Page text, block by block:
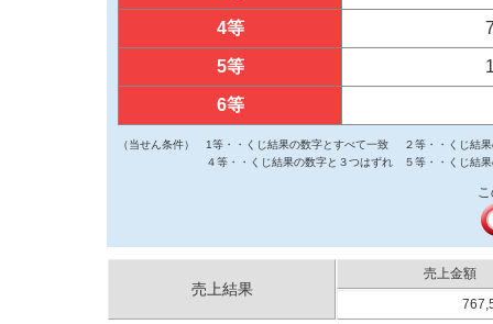
4等
5等
6等
（当せん条件） 1等・・くじ結果の数字とすべて一致
２等・・くじ結
４等・・くじ結果の数字と３つはずれ
５等・・くじ結
売上結果
売上金額